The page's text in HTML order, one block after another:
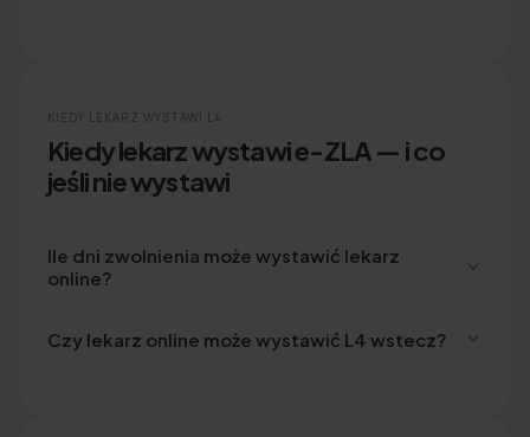
KIEDY LEKARZ WYSTAWI L4
Kiedy lekarz wystawi e-ZLA — i co
jeśli nie wystawi
Ile dni zwolnienia może wystawić lekarz
online?
Czy lekarz online może wystawić L4 wstecz?